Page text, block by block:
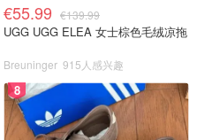
€55.99 €139.99
UGG UGG ELEA 女士棕色毛绒凉拖
Breuninger 915人感兴趣
8